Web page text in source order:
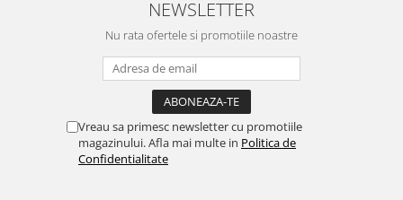
NEWSLETTER
Nu rata ofertele si promotiile noastre
Vreau sa primesc newsletter cu promotiile
magazinului. Afla mai multe in Politica de
Confidentialitate